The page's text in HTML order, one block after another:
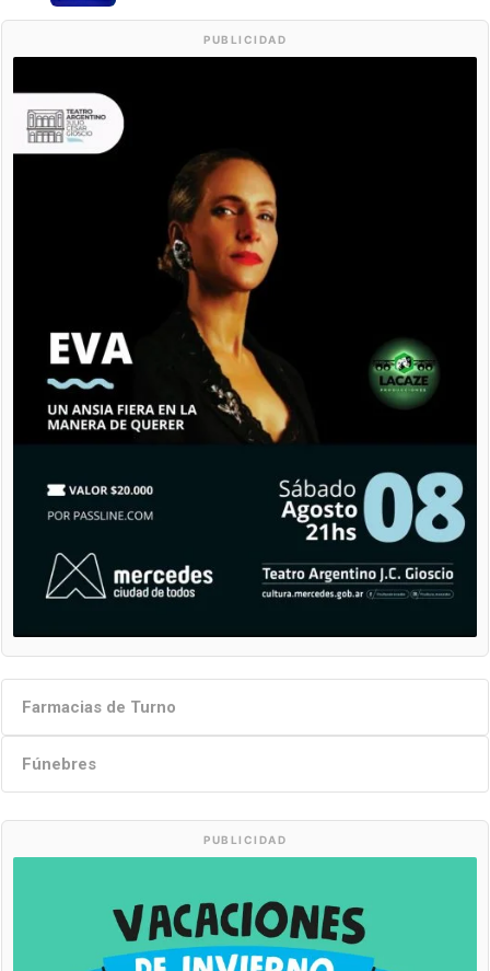
PUBLICIDAD
Farmacias de Turno
Fúnebres
PUBLICIDAD